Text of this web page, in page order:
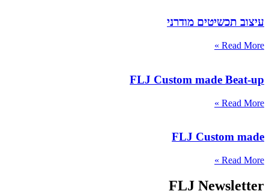
עיצוב תכשיטים מודרני
Read More »
FLJ Custom made Beat-up
Read More »
FLJ Custom made
Read More »
FLJ Newsletter